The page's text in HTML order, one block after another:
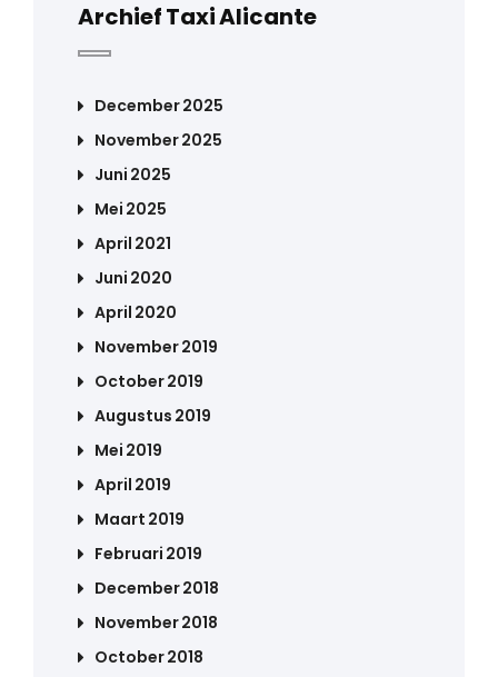
Archief Taxi Alicante
December 2025
November 2025
Juni 2025
Mei 2025
April 2021
Juni 2020
April 2020
November 2019
October 2019
Augustus 2019
Mei 2019
April 2019
Maart 2019
Februari 2019
December 2018
November 2018
October 2018